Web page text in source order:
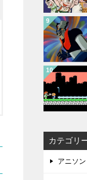
カテゴリ
アニソ